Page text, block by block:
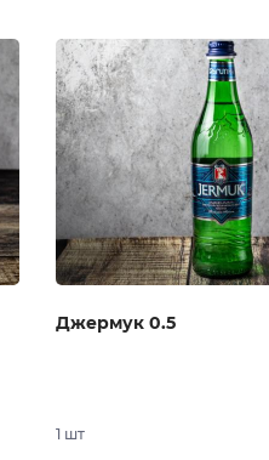
Джермук 0.5
1 шт